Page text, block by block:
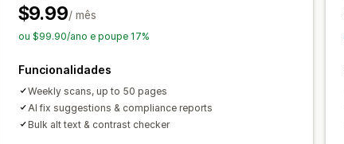
$9.99/ mês
ou $99.90/ano e poupe 17%
Funcionalidades
Weekly scans, up to 50 pages
AI fix suggestions & compliance reports
Bulk alt text & contrast checker